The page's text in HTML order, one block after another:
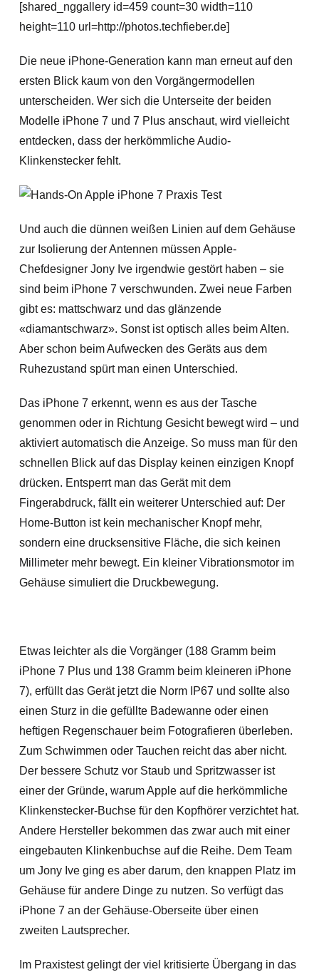
[shared_nggallery id=459 count=30 width=110
height=110 url=http://photos.techfieber.de]
Die neue iPhone-Generation kann man erneut auf den
ersten Blick kaum von den Vorgängermodellen
unterscheiden. Wer sich die Unterseite der beiden
Modelle iPhone 7 und 7 Plus anschaut, wird vielleicht
entdecken, dass der herkömmliche Audio-
Klinkenstecker fehlt.
Und auch die dünnen weißen Linien auf dem Gehäuse
zur Isolierung der Antennen müssen Apple-
Chefdesigner Jony Ive irgendwie gestört haben – sie
sind beim iPhone 7 verschwunden. Zwei neue Farben
gibt es: mattschwarz und das glänzende
«diamantschwarz». Sonst ist optisch alles beim Alten.
Aber schon beim Aufwecken des Geräts aus dem
Ruhezustand spürt man einen Unterschied.
Das iPhone 7 erkennt, wenn es aus der Tasche
genommen oder in Richtung Gesicht bewegt wird – und
aktiviert automatisch die Anzeige. So muss man für den
schnellen Blick auf das Display keinen einzigen Knopf
drücken. Entsperrt man das Gerät mit dem
Fingerabdruck, fällt ein weiterer Unterschied auf: Der
Home-Button ist kein mechanischer Knopf mehr,
sondern eine drucksensitive Fläche, die sich keinen
Millimeter mehr bewegt. Ein kleiner Vibrationsmotor im
Gehäuse simuliert die Druckbewegung.
Etwas leichter als die Vorgänger (188 Gramm beim
iPhone 7 Plus und 138 Gramm beim kleineren iPhone
7), erfüllt das Gerät jetzt die Norm IP67 und sollte also
einen Sturz in die gefüllte Badewanne oder einen
heftigen Regenschauer beim Fotografieren überleben.
Zum Schwimmen oder Tauchen reicht das aber nicht.
Der bessere Schutz vor Staub und Spritzwasser ist
einer der Gründe, warum Apple auf die herkömmliche
Klinkenstecker-Buchse für den Kopfhörer verzichtet hat.
Andere Hersteller bekommen das zwar auch mit einer
eingebauten Klinkenbuchse auf die Reihe. Dem Team
um Jony Ive ging es aber darum, den knappen Platz im
Gehäuse für andere Dinge zu nutzen. So verfügt das
iPhone 7 an der Gehäuse-Oberseite über einen
zweiten Lautsprecher.
Im Praxistest gelingt der viel kritisierte Übergang in das